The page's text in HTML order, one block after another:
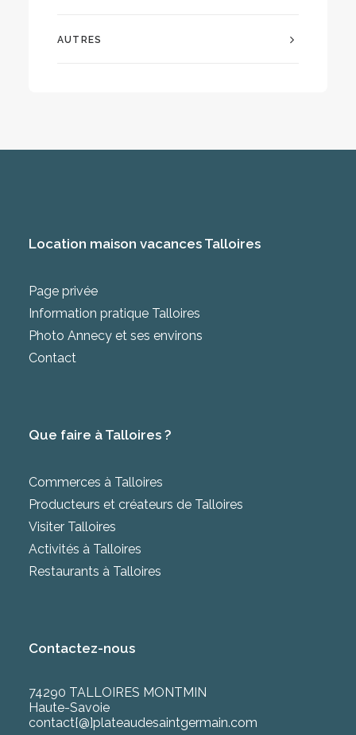
AUTRES
Location maison vacances Talloires
Page privée
Information pratique Talloires
Photo Annecy et ses environs
Contact
Que faire à Talloires ?
Commerces à Talloires
Producteurs et créateurs de Talloires
Visiter Talloires
Activités à Talloires
Restaurants à Talloires
Contactez-nous
74290 TALLOIRES MONTMIN
Haute-Savoie
contact{@]plateaudesaintgermain.com